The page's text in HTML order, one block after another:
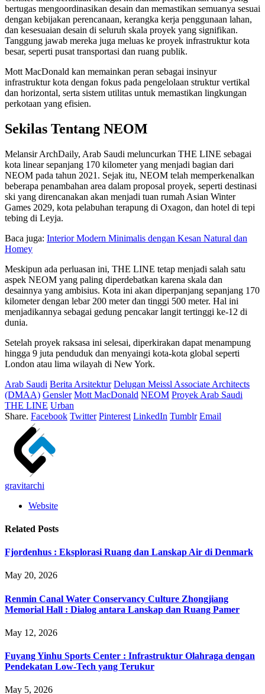
bertugas mengoordinasikan desain dan memastikan semuanya sesuai
dengan kebijakan perencanaan, kerangka kerja penggunaan lahan,
dan kesesuaian desain di seluruh skala proyek yang signifikan.
Tanggung jawab mereka juga meluas ke proyek infrastruktur kota
besar, seperti pusat transportasi dan ruang publik.
Mott MacDonald kan memainkan peran sebagai insinyur
infrastruktur kota dengan fokus pada pengelolaan struktur vertikal
dan horizontal, serta sistem utilitas untuk memastikan lingkungan
perkotaan yang efisien.
Sekilas Tentang NEOM
Melansir ArchDaily, Arab Saudi meluncurkan THE LINE sebagai
kota linear sepanjang 170 kilometer yang menjadi bagian dari
NEOM pada tahun 2021. Sejak itu, NEOM telah memperkenalkan
beberapa penambahan area dalam proposal proyek, seperti destinasi
ski yang direncanakan akan menjadi tuan rumah Asian Winter
Games 2029, kota pelabuhan terapung di Oxagon, dan hotel di tepi
tebing di Leyja.
Baca juga: Interior Modern Minimalis dengan Kesan Natural dan
Homey
Meskipun ada perluasan ini, THE LINE tetap menjadi salah satu
aspek NEOM yang paling diperdebatkan karena skala dan
desainnya yang ambisius. Kota ini akan diperpanjang sepanjang 170
kilometer dengan lebar 200 meter dan tinggi 500 meter. Hal ini
menjadikannya sebagai gedung pencakar langit tertinggi ke-12 di
dunia.
Setelah proyek raksasa ini selesai, diperkirakan dapat menampung
hingga 9 juta penduduk dan menyaingi kota-kota global seperti
London atau lima wilayah di New York.
Arab Saudi Berita Arsitektur Delugan Meissl Associate Architects
(DMAA) Gensler Mott MacDonald NEOM Proyek Arab Saudi
THE LINE Urban
Share. Facebook Twitter Pinterest LinkedIn Tumblr Email
gravitarchi
Website
Related Posts
Fjordenhus : Eksplorasi Ruang dan Lanskap Air di Denmark
May 20, 2026
Renmin Canal Water Conservancy Culture Zhongjiang
Memorial Hall : Dialog antara Lanskap dan Ruang Pamer
May 12, 2026
Fuyang Yinhu Sports Center : Infrastruktur Olahraga dengan
Pendekatan Low-Tech yang Terukur
May 5, 2026